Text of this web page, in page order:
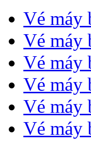
Vé máy
Vé máy
Vé máy
Vé máy
Vé máy
Vé máy